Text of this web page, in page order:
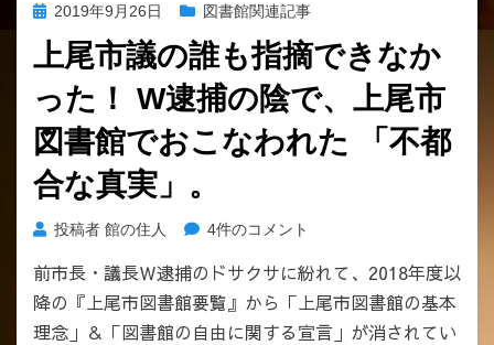
投
日:
2019年9月26日 図書館関連記事
上尾市議の誰も指摘できなか
った！ W逮捕の陰で、上尾市
図書館でおこなわれた 「不都
合な真実」。
投稿者 館の住人
上
市
議
の
4件のコメント
前市長・議長Ｗ逮捕のドサクサに紛れて、2018年度以
降の『上尾市図書館要覧』から「上尾市図書館の基本
理念」＆「図書館の自由に関する宣言」が消されてい